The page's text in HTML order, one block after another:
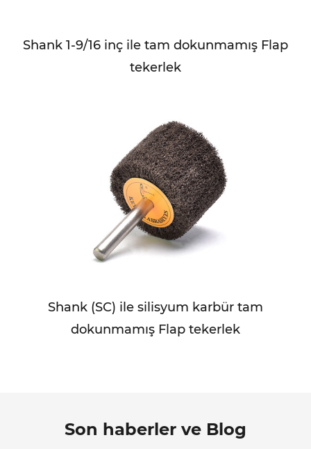
Shank 1-9/16 inç ile tam dokunmamış Flap
tekerlek
Shank (SC) ile silisyum karbür tam
dokunmamış Flap tekerlek
Son haberler ve Blog